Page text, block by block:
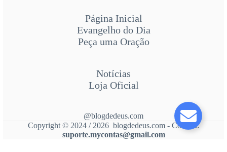
Página Inicial
Evangelho do Dia
Peça uma Oração
Notícias
Loja Oficial
@blogdedeus.com
Copyright © 2024 / 2026 blogdedeus.com - Contato:
suporte.mycontas@gmail.com